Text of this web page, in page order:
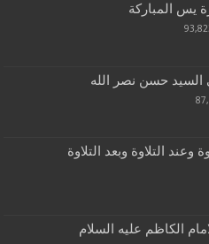
يس المباركة
السيد حسن نصر الله
وعند التلاوة وبعد التلاوة
الكاظم عليه السلام